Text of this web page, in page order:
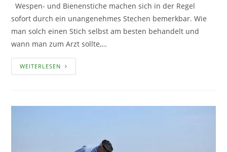
Wespen- und Bienenstiche machen sich in der Regel
sofort durch ein unangenehmes Stechen bemerkbar. Wie
man solch einen Stich selbst am besten behandelt und
wann man zum Arzt sollte,…
WEITERLESEN WAS
TUN
BIENENSTICH?